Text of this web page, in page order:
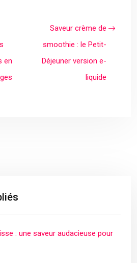
en
Saveur crème de
smoothie : le Petit-
Déjeuner version e-
liquide
: une saveur audacieuse pour